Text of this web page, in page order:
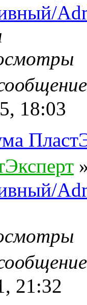
18:03
21:32